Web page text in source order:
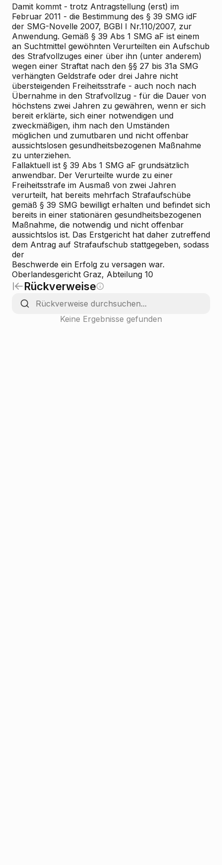
Damit kommt - trotz Antragstellung (erst) im
Februar 2011 - die Bestimmung des § 39 SMG idF
der SMG-Novelle 2007, BGBl I Nr.110/2007, zur
Anwendung. Gemäß § 39 Abs 1 SMG aF ist einem
an Suchtmittel gewöhnten Verurteilten ein Aufschub
des Strafvollzuges einer über ihn (unter anderem)
wegen einer Straftat nach den §§ 27 bis 31a SMG
verhängten Geldstrafe oder drei Jahre nicht
übersteigenden Freiheitsstrafe - auch noch nach
Übernahme in den Strafvollzug - für die Dauer von
höchstens zwei Jahren zu gewähren, wenn er sich
bereit erklärte, sich einer notwendigen und
zweckmäßigen, ihm nach den Umständen
möglichen und zumutbaren und nicht offenbar
aussichtslosen gesundheitsbezogenen Maßnahme
zu unterziehen.
Fallaktuell ist § 39 Abs 1 SMG aF grundsätzlich
anwendbar. Der Verurteilte wurde zu einer
Freiheitsstrafe im Ausmaß von zwei Jahren
verurteilt, hat bereits mehrfach Strafaufschübe
gemäß § 39 SMG bewilligt erhalten und befindet sich
bereits in einer stationären gesundheitsbezogenen
Maßnahme, die notwendig und nicht offenbar
aussichtslos ist. Das Erstgericht hat daher zutreffend
dem Antrag auf Strafaufschub stattgegeben, sodass
der
Beschwerde ein Erfolg zu versagen war.
Oberlandesgericht Graz, Abteilung 10
Rückverweise
Keine Ergebnisse gefunden